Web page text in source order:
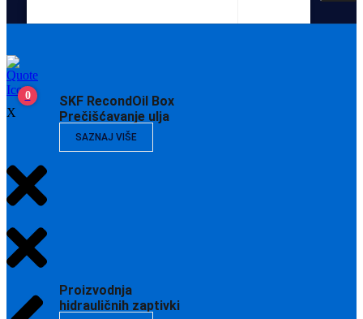
SKF RecondOil Box
Prečišćavanje ulja
SAZNAJ VIŠE
Proizvodnja
hidrauličnih zaptivki
0
X